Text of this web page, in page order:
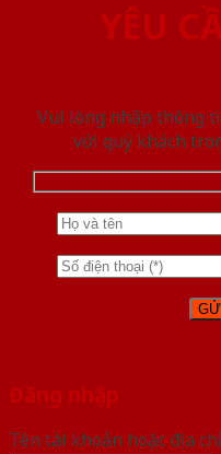
YÊU
Vui lòng nhập thông
với quý khách
Đăng nhập
Tên tài khoản hoặc địa